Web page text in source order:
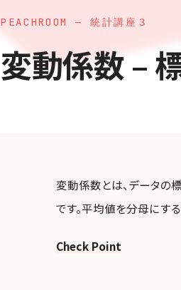
PEACHROOM — 統計講座３
変動係数 –
変動係数とは、データの
です。平均値を分母にす
Check Point